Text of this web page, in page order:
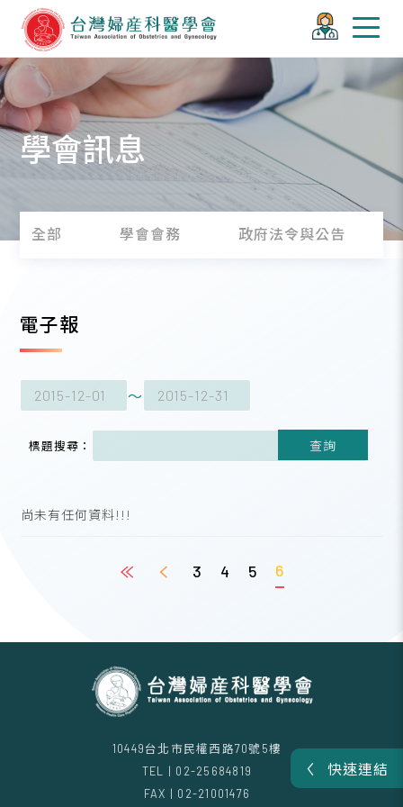
快速連結
學會訊息
全部 學會會務 政府法令與公告
電子報
～
標題搜尋： 查詢
尚未有任何資料!!!
3 4 5 6
10449台北市民權西路70號5樓
TEL | 02-25684819
FAX | 02-21001476